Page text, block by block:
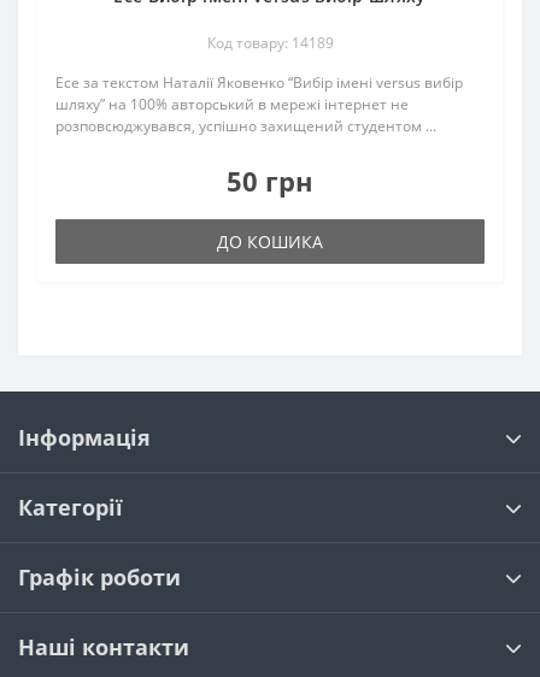
Код товару: 14189
Есе за текстом Наталії Яковенко “Вибір імені versus вибір
шляху” на 100% авторський в мережі інтернет не
розповсюджувався, успішно захищений студентом ...
50 грн
ДО КОШИКА
Інформація
Категорії
Графік роботи
Наші контакти